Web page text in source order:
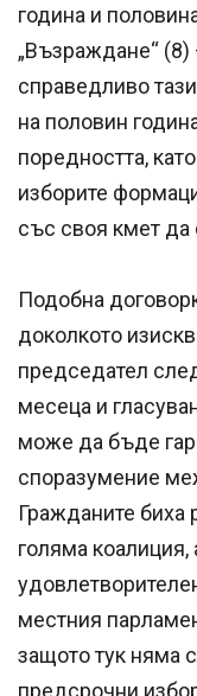
година и
„Възраждане“ (8)
справедливо
на половин
поредността,
изборите
със своя кмет да
Подобна
доколкото
председател
месеца и
може да бъде
споразумение
Гражданите биха
голяма коалиция,
местния
защото тук няма
предсрочни